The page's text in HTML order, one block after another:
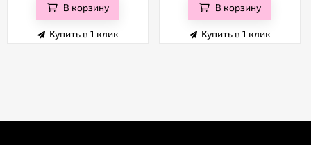
В корзину
Купить в 1 клик
В корзину
Купить в 1 клик